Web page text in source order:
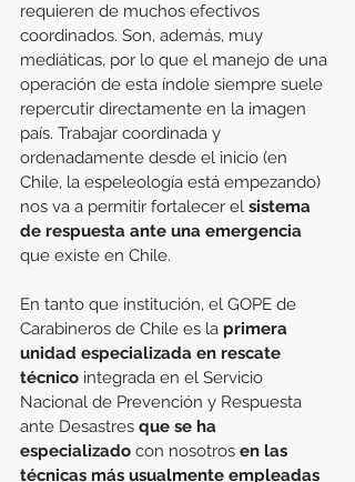
requieren de muchos efectivos
coordinados. Son, además, muy
mediáticas, por lo que el manejo de una
operación de esta índole siempre suele
repercutir directamente en la imagen
país. Trabajar coordinada y
ordenadamente desde el inicio (en
Chile, la espeleología está empezando)
nos va a permitir fortalecer el sistema
de respuesta ante una emergencia
que existe en Chile.
En tanto que institución, el GOPE de
Carabineros de Chile es la primera
unidad especializada en rescate
técnico integrada en el Servicio
Nacional de Prevención y Respuesta
ante Desastres que se ha
especializado con nosotros en las
técnicas más usualmente empleadas